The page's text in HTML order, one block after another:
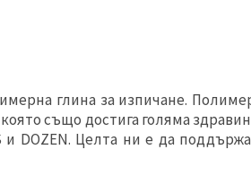
глина за изпичане.
също достига голяма
DOZEN. Целта ни е да